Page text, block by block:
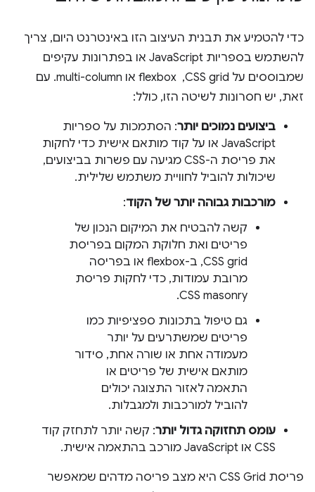
כדי להטמיע את תבנית העיצוב הזו באינטרנט היום, צריך
להשתמש בספריות JavaScript או בפתרונות עקיפים
שמבוססים על CSS grid, ‏ flexbox או multi-column. עם
זאת, יש חסרונות לשיטה הזו, כולל:
ביצועים נמוכים יותר: הסתמכות על ספריות
JavaScript או על קוד מותאם אישית כדי לחקות
את פריסת ה-CSS מגיעה עם פשרות בביצועים,
שיכולות להוביל לחוויית משתמש שלילית.
מורכבות גבוהה יותר של הקוד:
קשה להבטיח את המיקום הנכון של
פריטים ואת חלוקת המקום בפריסת
CSS grid, ב-flexbox או בפריסה
מרובת עמודות, כדי לחקות פריסת
CSS masonry.
גם טיפול בתכונות ספציפיות כמו
פריטים שמשתרעים על יותר
מעמודה אחת או שורה אחת, סידור
מותאם אישית של פריטים או
התאמה לאזור התצוגה יכולים
להוביל למורכבות ולמגבלות.
עומס תחזוקה גדול יותר: קשה יותר לתחזק קוד
CSS או JavaScript מורכב בהתאמה אישית.
פריסת CSS Grid היא מצב פריסה מדהים שמאפשר